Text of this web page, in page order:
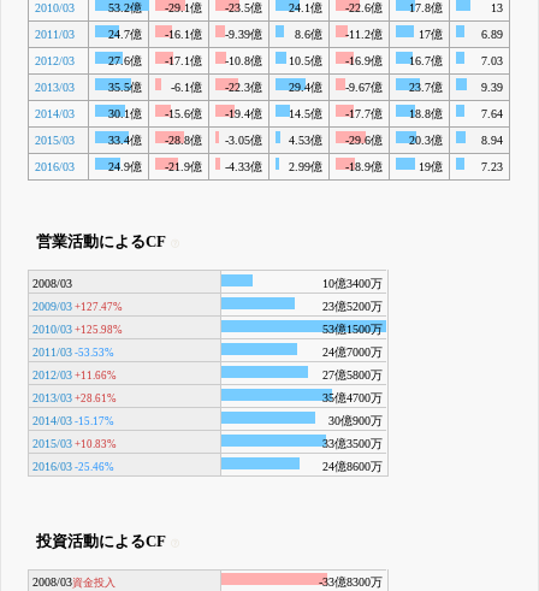
2010/03
53.2億 -29.1億 -23.5億 24.1億 -22.6億 17.8億
13
2011/03
24.7億 -16.1億 -9.39億 8.6億 -11.2億 17億
6.89
2012/03
27.6億 -17.1億 -10.8億 10.5億 -16.9億 16.7億
7.03
2013/03
35.5億 -6.1億 -22.3億 29.4億 -9.67億 23.7億
9.39
2014/03
30.1億 -15.6億 -19.4億 14.5億 -17.7億 18.8億
7.64
2015/03
33.4億 -28.8億 -3.05億 4.53億 -29.6億 20.3億
8.94
2016/03
24.9億 -21.9億 -4.33億 2.99億 -18.9億 19億 7.23
営業活動によるCF
2008/03
10億3400万
2009/03 +127.47%
23億5200万
2010/03 +125.98%
53億1500万
2011/03 -53.53%
24億7000万
2012/03 +11.66%
27億5800万
2013/03 +28.61%
35億4700万
2014/03 -15.17%
30億900万
2015/03 +10.83%
33億3500万
2016/03 -25.46% 24億8600万
投資活動によるCF
2008/03資金投入
-33億8300万